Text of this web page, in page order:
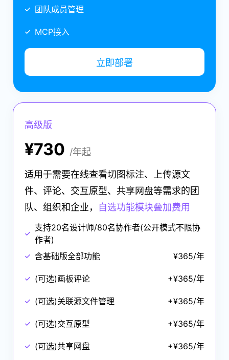
理及 级
团队成员管理
MCP接入
立即部署
高级版
¥730 /年起
适用于需要在线查看切图标注、上传源文
件、评论、交互原型、共享网盘等需求的团
队、组织和企业，
自选功能模块叠加费用
支持20名设计师/80名协作者(公开模式不限协
作者)
含基础版全部功能
¥365/年
(可选)画板评论 +¥365/年
(可选)关联源文件管理 +¥365/年
(可选)交互原型 +¥365/年
(可选)共享网盘 +¥365/年